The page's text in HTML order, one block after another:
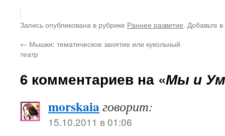
Запись опубликована в рубрике Раннее развитие. Добавьте
← Мышки: тематическое занятие или кукольный
театр
6 комментариев на «Мы и
morskaiaговорит:
15.10.2011 в 01:06